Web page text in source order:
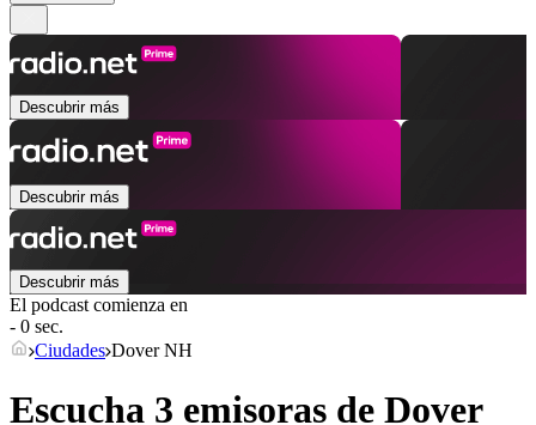
Descubrir más
Descubrir más
Descubrir más
El podcast comienza en
- 0 sec.
Ciudades Dover NH
Escucha 3 emisoras de Dover